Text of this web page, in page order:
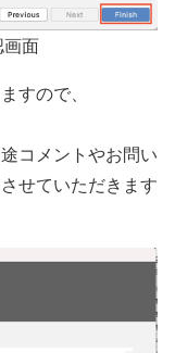
画面
すので、
コメントやお問い
せていただきます